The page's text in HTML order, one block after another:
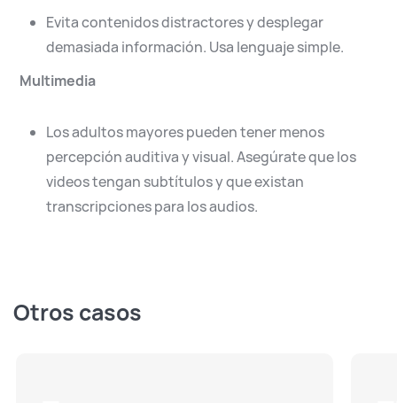
Evita contenidos distractores y desplegar
demasiada información. Usa lenguaje simple.
Multimedia
Los adultos mayores pueden tener menos
percepción auditiva y visual. Asegúrate que los
videos tengan subtítulos y que existan
transcripciones para los audios.
Otros casos